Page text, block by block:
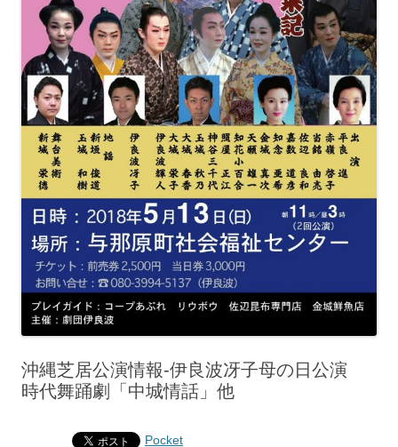
沖縄芝居公演情報‐伊良波冴子母の日公演
時代舞踊劇「中城情話」他
Pocket